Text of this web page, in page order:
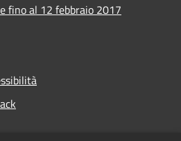
fino al 12 febbraio 2017